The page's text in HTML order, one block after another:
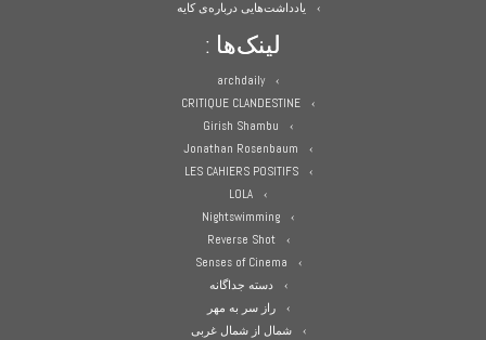
یادداشت‌هایی درباره‌ی کایه
لینک‌ها :
archdaily
CRITIQUE CLANDESTINE
Girish Shambu
Jonathan Rosenbaum
LES CAHIERS POSITIFS
LOLA
Nightswimming
Reverse Shot
Senses of Cinema
دسته جداگانه
راز سر به مهر
شمال از شمال غربی